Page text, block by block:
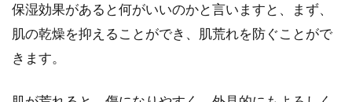
ことです。なぜなら、体毛のお手入れをきちん
と施すことで...
保湿効果があると何がいいのかと言いますと、まず、
肌の乾燥を抑えることができ、肌荒れを防ぐことがで
きます。